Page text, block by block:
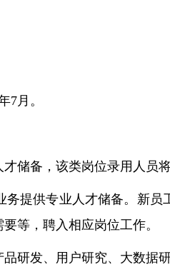
7月。
储备，该类岗位录用人员
提供专业人才储备。新
等，聘入相应岗位工作。
研发、用户研究、大数据